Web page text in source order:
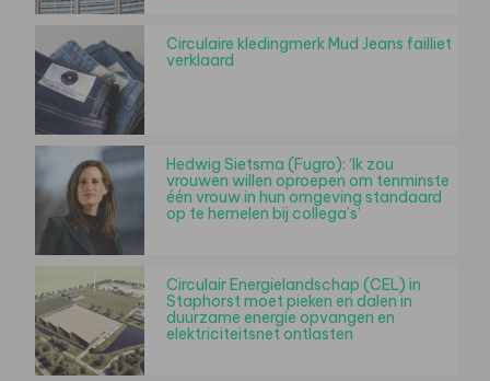
Circulaire kledingmerk Mud Jeans failliet
verklaard
Hedwig Sietsma (Fugro): ‘Ik zou
vrouwen willen oproepen om tenminste
één vrouw in hun omgeving standaard
op te hemelen bij collega’s’
Circulair Energielandschap (CEL) in
Staphorst moet pieken en dalen in
duurzame energie opvangen en
elektriciteitsnet ontlasten